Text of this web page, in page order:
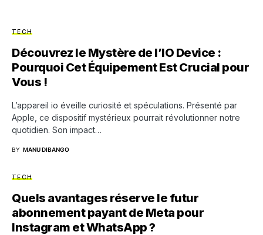
TECH
Découvrez le Mystère de l’IO Device :
Pourquoi Cet Équipement Est Crucial pour
Vous !
L’appareil io éveille curiosité et spéculations. Présenté par
Apple, ce dispositif mystérieux pourrait révolutionner notre
quotidien. Son impact…
BY MANU DIBANGO
TECH
Quels avantages réserve le futur
abonnement payant de Meta pour
Instagram et WhatsApp ?